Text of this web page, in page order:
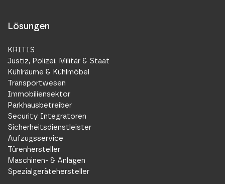
Lösungen
KRITIS
Justiz, Polizei, Militär & Staat
Kühlräume & Kühlmöbel
Transportwesen
Immobiliensektor
Parkhausbetreiber
Security Integratoren
Sicherheitsdienstleister
Aufzugsservice
Türenhersteller
Maschinen- & Anlagen
Spezialgerätehersteller